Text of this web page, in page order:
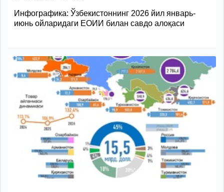
Инфографика: Ўзбекистоннинг 2026 йил январь-
июнь ойларидаги ЕОИИ билан савдо алоқаси